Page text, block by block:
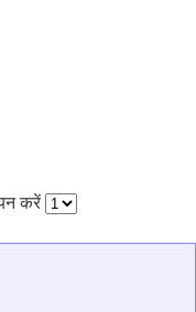
करें